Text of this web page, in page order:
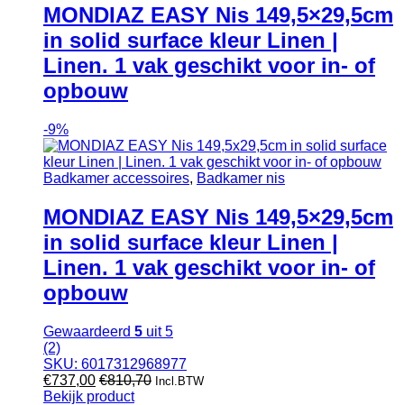
MONDIAZ EASY Nis 149,5×29,5cm
in solid surface kleur Linen |
Linen. 1 vak geschikt voor in- of
opbouw
-9%
Badkamer accessoires, Badkamer nis
MONDIAZ EASY Nis 149,5×29,5cm
in solid surface kleur Linen |
Linen. 1 vak geschikt voor in- of
opbouw
Gewaardeerd 5 uit 5
(2)
SKU: 6017312968977
€737,00 €810,70 Incl.BTW
Bekijk product